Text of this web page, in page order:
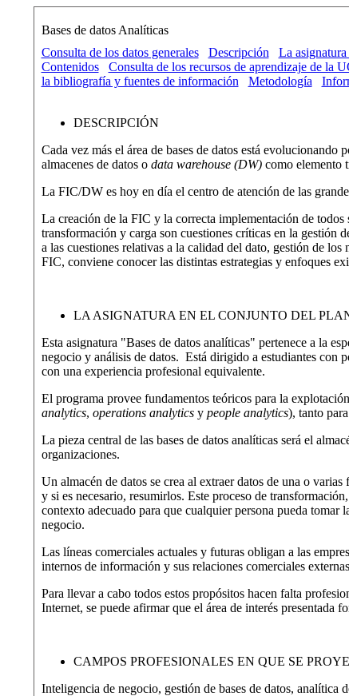
Bases de datos Analíticas
Consulta de los datos generales
Descripción La
Contenidos
Consulta de los recursos de aprendizaje de la
la bibliografía y fuentes de información
Metodología
DESCRIPCIÓN
Cada vez más el área de bases de datos está
almacenes de datos o data warehouse (DW) como elemento
La FIC/DW es hoy en día el centro de atención de las
La creación de la FIC y la correcta implementación de todos
transformación y carga son cuestiones críticas en la gestión
a las cuestiones relativas a la calidad del dato, gestión de
FIC, conviene conocer las distintas estrategias y enfoques
LA ASIGNATURA EN EL CONJUNTO DEL
Esta asignatura "Bases de datos analíticas" pertenece a la
negocio y análisis de datos. Está dirigido a estudiantes con
con una experiencia profesional equivalente.
El programa provee fundamentos teóricos para la
analytics, operations analyticsy people analytics), tanto
La pieza central de las bases de datos analíticas será el
organizaciones.
Un almacén de datos se crea al extraer datos de una o
y si es necesario, resumirlos. Este proceso de
contexto adecuado para que cualquier persona pueda
negocio.
Las líneas comerciales actuales y futuras obligan a las
internos de información y sus relaciones comerciales
Para llevar a cabo todos estos propósitos hacen falta
Internet, se puede afirmar que el área de interés
CAMPOS PROFESIONALES EN QUE SE
Inteligencia de negocio, gestión de bases de datos,